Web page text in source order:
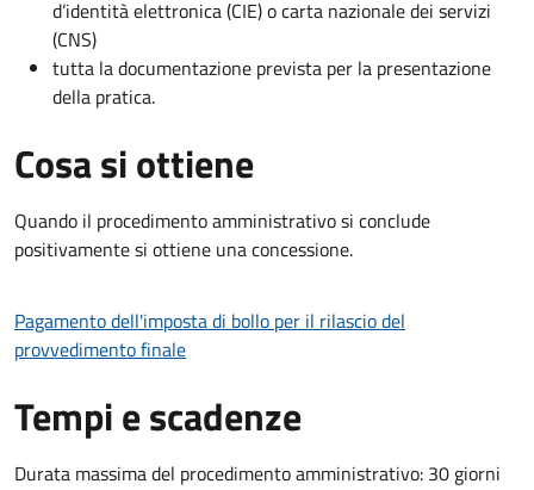
d’identità elettronica (CIE) o carta nazionale dei servizi
(CNS)
tutta la documentazione prevista per la presentazione
della pratica.
Cosa si ottiene
Quando il procedimento amministrativo si conclude
positivamente si ottiene una concessione.
Pagamento dell'imposta di bollo per il rilascio del
provvedimento finale
Tempi e scadenze
Durata massima del procedimento amministrativo: 30 giorni